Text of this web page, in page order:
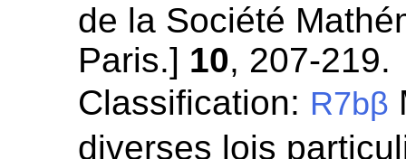
de la Société
Paris.] 10, 207-219.
Classification: R7bβ
diverses lois